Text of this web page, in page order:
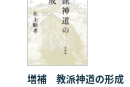
増補 教派神道の形成